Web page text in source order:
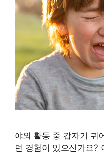
야외 활동 중 갑자기 귀
던 경험이 있으신가요?